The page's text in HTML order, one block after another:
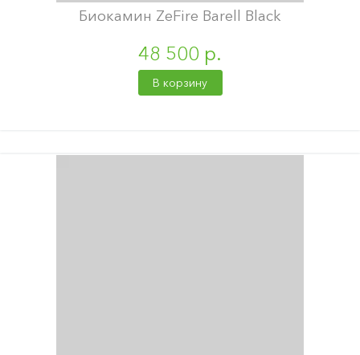
Биокамин ZeFire Barell Black
48 500 р.
В корзину